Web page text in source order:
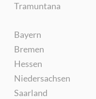
Tramuntana
Bayern
Bremen
Hessen
Niedersachsen
Saarland